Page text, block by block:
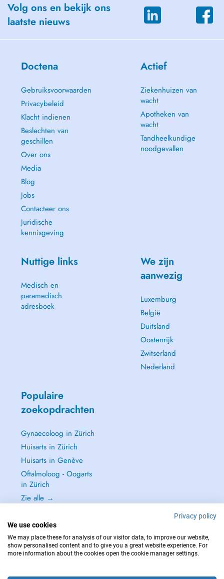
Volg ons en bekijk ons
laatste nieuws
Doctena
Gebruiksvoorwaarden
Privacybeleid
Klacht indienen
Beslechten van
geschillen
Over ons
Media
Blog
Jobs
Contacteer ons
Juridische
kennisgeving
Actief
Ziekenhuizen van
wacht
Apotheken van
wacht
Tandheelkundige
noodgevallen
Nuttige links
Medisch en
paramedisch
adresboek
We zijn
aanwezig
Luxemburg
België
Duitsland
Oostenrijk
Zwitserland
Nederland
Populaire
zoekopdrachten
Gynaecoloog in Zürich
Huisarts in Zürich
Huisarts in Genève
Oftalmoloog - Oogarts
in Zürich
Zie alle →
NEEM IN GEVAL VAN NOOD CONTACT OP MET : 144
Privacy policy
We use cookies
We may place these for analysis of our visitor data, to improve our website,
show personalised content and to give you a great website experience. For
more information about the cookies open the cookie manager settings.